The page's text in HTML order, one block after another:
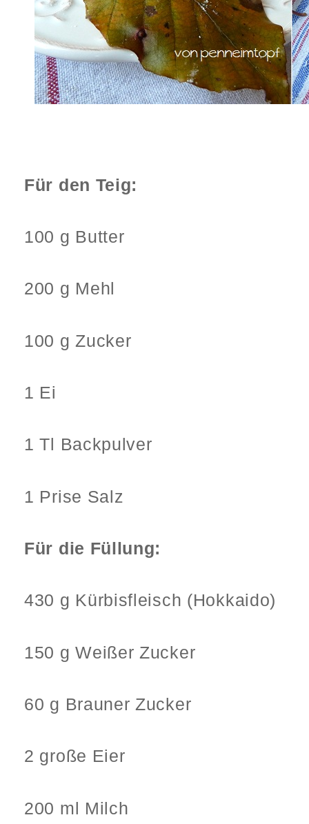
Für den Teig:
100 g Butter
200 g Mehl
100 g Zucker
1 Ei
1 Tl Backpulver
1 Prise Salz
Für die Füllung:
430 g Kürbisfleisch (Hokkaido)
150 g Weißer Zucker
60 g Brauner Zucker
2 große Eier
200 ml Milch